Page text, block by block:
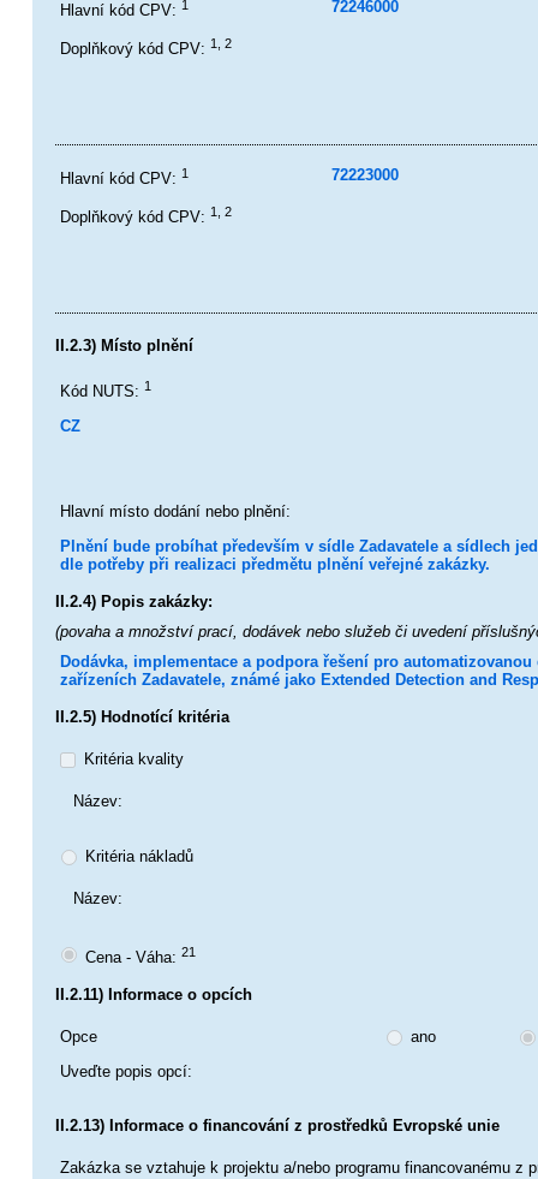
Hlavní kód CPV: 1 72246000
Doplňkový kód CPV: 1, 2
Hlavní kód CPV: 1 72223000
Doplňkový kód CPV: 1, 2
II.2.3) Místo plnění
Kód NUTS: 1
CZ
Hlavní místo dodání nebo plnění:
Plnění bude probíhat především v sídle Zadavatele a sídlech
dle potřeby při realizaci předmětu plnění veřejné zakázky.
II.2.4) Popis zakázky:
(povaha a množství prací, dodávek nebo služeb či uvedení
Dodávka, implementace a podpora řešení pro
zařízeních Zadavatele, známé jako Extended Detection and
II.2.5) Hodnotící kritéria
Kritéria kvality
Název:
Kritéria nákladů
Název:
Cena - Váha: 21
II.2.11) Informace o opcích
Opce
ano
Uveďte popis opcí:
II.2.13) Informace o financování z prostředků Evropské unie
Zakázka se vztahuje k projektu a/nebo programu financovanému z